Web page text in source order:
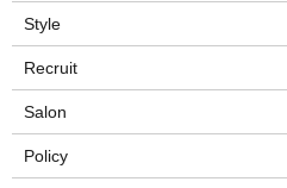
Style
Recruit
Salon
Policy